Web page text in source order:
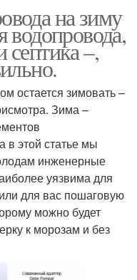
на зиму
водопровода,
–,
остается зимовать –
Зима –
в этой статье мы
инженерные
уязвима для
для вас пошаговую
можно будет
к морозам и без